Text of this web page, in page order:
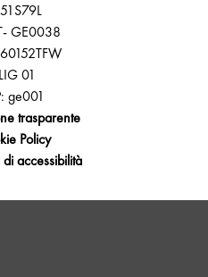
GE0038
01
ge001
trasparente
Policy
accessibilità